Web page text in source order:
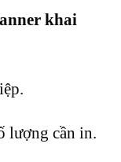
khai
lượng cần in.